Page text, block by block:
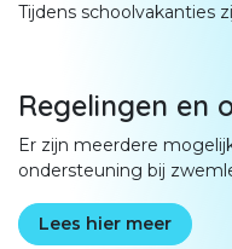
Tijdens schoolvakanties
Regelingen en
Er zijn meerdere
ondersteuning bij
Lees hier meer